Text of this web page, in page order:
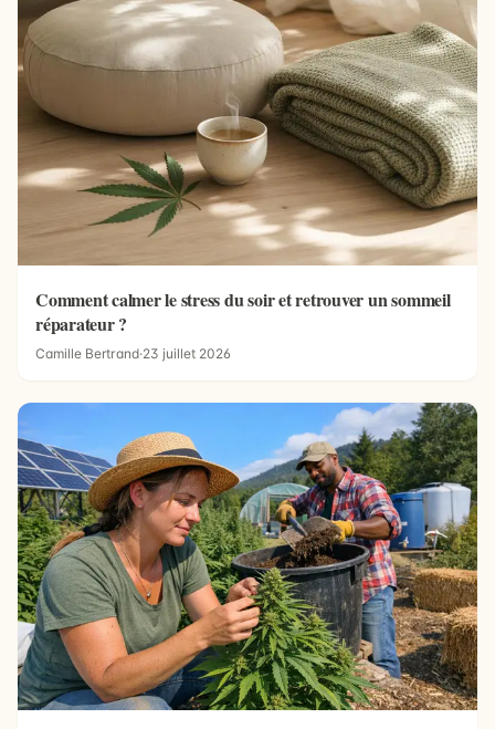
Comment calmer le stress du soir et retrouver un sommeil
réparateur ?
Camille Bertrand·23 juillet 2026